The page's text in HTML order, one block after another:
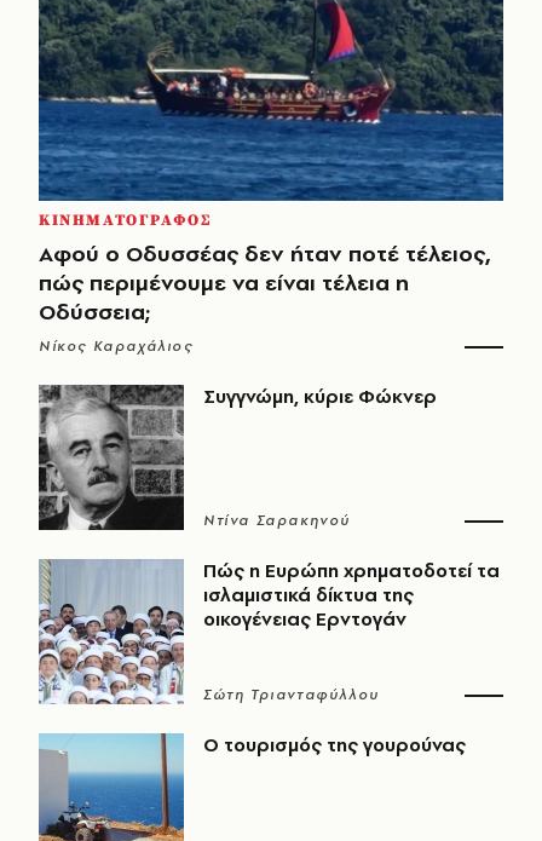
ΚΙΝΗΜΑΤΟΓΡΑΦΟΣ
Αφού ο Οδυσσέας δεν ήταν ποτέ τέλειος,
πώς περιμένουμε να είναι τέλεια η
Οδύσσεια;
Νίκος Καραχάλιος
Συγγνώμη, κύριε Φώκνερ
Ντίνα Σαρακηνού
Πώς η Ευρώπη χρηματοδοτεί τα
ισλαμιστικά δίκτυα της
οικογένειας Ερντογάν
Σώτη Τριανταφύλλου
Ο τουρισμός της γουρούνας